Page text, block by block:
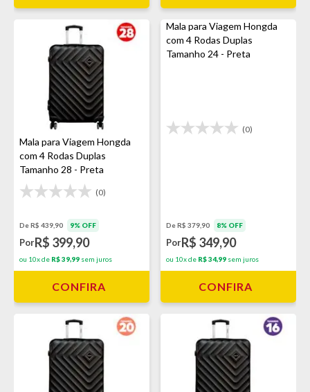
Mala para Viagem Hongda
com 4 Rodas Duplas
Tamanho 28 - Preta
(0)
De R$ 439,90 9% OFF
PorR$ 399,90
ou 10x de R$ 39,99 sem juros
CONFIRA
Mala para Viagem Hongda
com 4 Rodas Duplas
Tamanho 24 - Preta
(0)
De R$ 379,90 8% OFF
PorR$ 349,90
ou 10x de R$ 34,99 sem juros
CONFIRA